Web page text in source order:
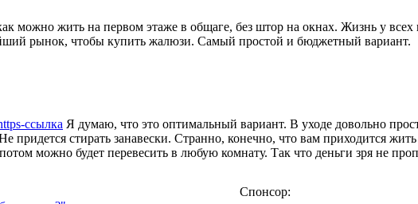
можно жить на первом этаже в общаге, без штор на окнах. Жизнь у
рынок, чтобы купить жалюзи. Самый простой и бюджетный вариант.
ссылка Я думаю, что это оптимальный вариант. В уходе довольно
придется стирать занавески. Странно, конечно, что вам приходится
можно будет перевесить в любую комнату. Так что деньги зря не
Спонсор: